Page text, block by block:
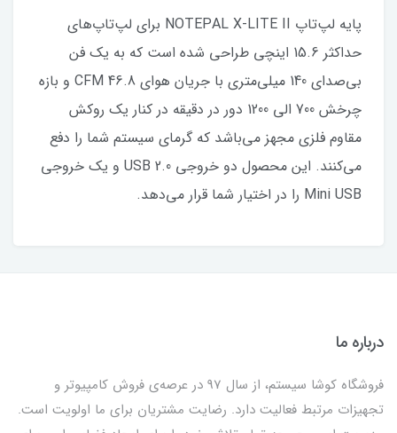
پایه لپ‌تاپ NOTEPAL X-LITE II برای لپ‌تاپ‌های
حداکثر 15.6 اینچی طراحی شده است که به یک فن
بی‌صدای 140 میلی‌متری با جریان هوای 46.8 CFM و بازه
چرخش 700 الی 1200 دور در دقیقه در کنار یک روکش
مقاوم فلزی مجهز می‌باشد که گرمای سیستم شما را دفع
می‌کنند. این محصول دو خروجی USB 2.0 و یک خروجی
Mini USB را در اختیار شما قرار می‌دهد.
درباره ما
فروشگاه کوشا سیستم، از سال 97 در عرصه‌ی فروش کامپیوتر و
تجهیزات مرتبط فعالیت دارد. رضایت مشتریان برای ما اولویت است.